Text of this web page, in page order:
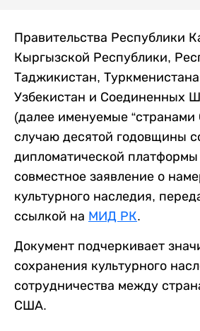
Правительства Республики
Кыргызской Республики,
Таджикистан,
Узбекистан и Соединенных
(далее именуемые “странами
случаю десятой годовщины
дипломатической
совместное заявление о
культурного наследия,
ссылкой на МИД РК.
Документ подчеркивает
сохранения культурного
сотрудничества между
США.